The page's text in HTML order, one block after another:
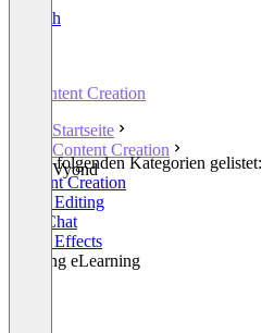
English
Content Creation
Startseite
Content Creation
Vyond
In den folgenden Kategorien gelistet:
Content Creation
Video Editing
Live Chat
Video Effects
Training eLearning